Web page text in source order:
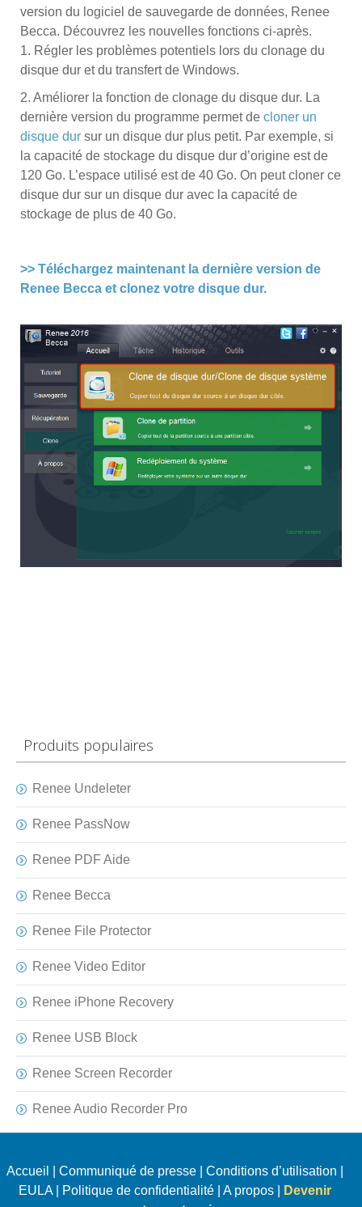
version du logiciel de sauvegarde de données, Renee
Becca. Découvrez les nouvelles fonctions ci-après.
1. Régler les problèmes potentiels lors du clonage du
disque dur et du transfert de Windows.
2. Améliorer la fonction de clonage du disque dur. La
dernière version du programme permet de cloner un
disque dur sur un disque dur plus petit. Par exemple, si
la capacité de stockage du disque dur d’origine est de
120 Go. L’espace utilisé est de 40 Go. On peut cloner ce
disque dur sur un disque dur avec la capacité de
stockage de plus de 40 Go.
>> Téléchargez maintenant la dernière version de
Renee Becca et clonez votre disque dur.
Produits populaires
Renee Undeleter
Renee PassNow
Renee PDF Aide
Renee Becca
Renee File Protector
Renee Video Editor
Renee iPhone Recovery
Renee USB Block
Renee Screen Recorder
Renee Audio Recorder Pro
Accueil Communiqué de presse| Conditions d’utilisation
EULA| Politique de confidentialité| A propos|
Devenir